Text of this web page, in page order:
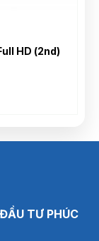
HD (2nd)
TƯ PHÚC